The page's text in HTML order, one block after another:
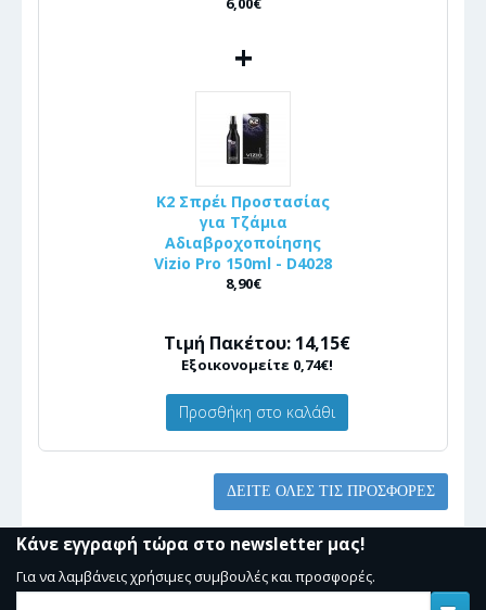
+
K2 Σπρέι Προστασίας
για Τζάμια
Αδιαβροχοποίησης
Vizio Pro 150ml - D4028
8,90€
Τιμή Πακέτου: 14,15€
Εξοικονομείτε 0,74€!
Προσθήκη στο καλάθι
ΔΕΊΤΕ ΌΛΕΣ ΤΙΣ ΠΡΟΣΦΟΡΈΣ
Κάνε εγγραφή τώρα στο newsletter μας!
Για να λαμβάνεις χρήσιμες συμβουλές και προσφορές.